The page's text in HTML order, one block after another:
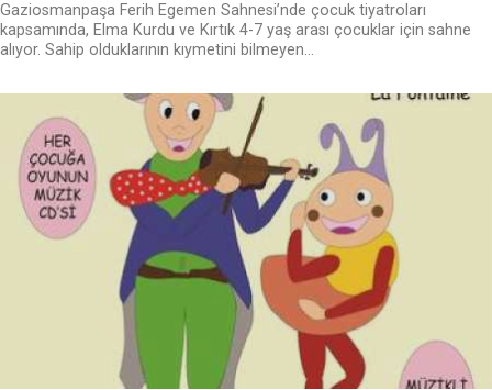
Gaziosmanpaşa Ferih Egemen Sahnesi’nde çocuk tiyatroları
kapsamında, Elma Kurdu ve Kırtık 4-7 yaş arası çocuklar için sahne
alıyor. Sahip olduklarının kıymetini bilmeyen...